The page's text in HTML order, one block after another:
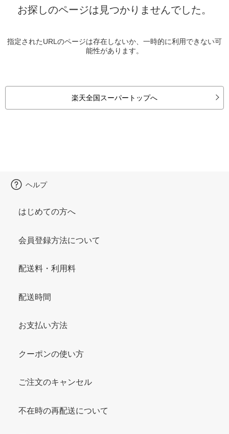
お探しのページは見つかりませんでした。
指定されたURLのページは存在しないか、一時的に利用できない可
能性があります。
楽天全国スーパートップへ
ヘルプ
はじめての方へ
会員登録方法について
配送料・利用料
配送時間
お支払い方法
クーポンの使い方
ご注文のキャンセル
不在時の再配送について